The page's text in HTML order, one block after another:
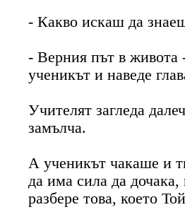
- Какво искаш да
- Верния път в живота
ученикът и наведе
Учителят загледа
замълча.
А ученикът чакаше и
да има сила да дочака,
разбере това, което